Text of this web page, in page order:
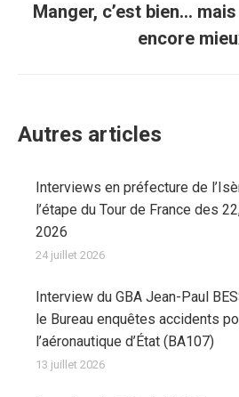
Manger, c’est bien…
encore
Autres articles
Interviews en préfecture de
l’étape du Tour de France des
2026
24 juillet 2026
Interview du GBA Jean-Paul
le Bureau enquêtes accidents
l’aéronautique d’État (BA107)
13 juillet 2026